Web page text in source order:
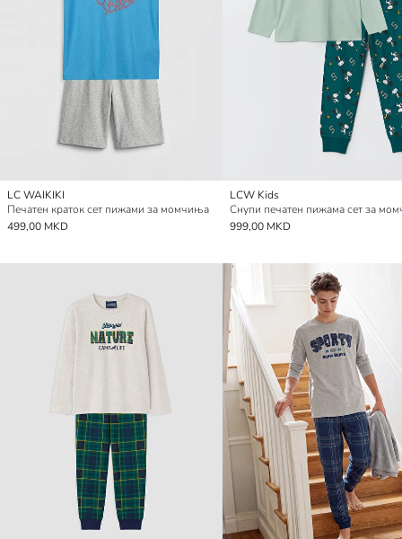
LC WAIKIKI
Печатен краток сет пижами за момчиња
499,00 MKD
LCW Kids
Снупи печатен пижама сет за
999,00 MKD